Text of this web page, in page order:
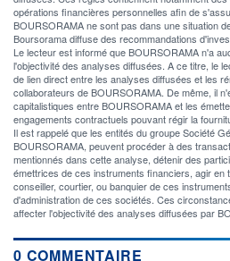
opérations financières personnelles afin de
BOURSORAMA ne sont pas dans une situation
Boursorama diffuse des recommandations
Le lecteur est informé que BOURSORAMA n'a
l'objectivité des analyses diffusées. A ce titre, le
de lien direct entre les analyses diffusées et les
collaborateurs de BOURSORAMA. De même, il
capitalistiques entre BOURSORAMA et les
engagements contractuels pouvant régir la
Il est rappelé que les entités du groupe Société
BOURSORAMA, peuvent procéder à des
mentionnés dans cette analyse, détenir des
émettrices de ces instruments financiers, agir en
conseiller, courtier, ou banquier de ces
d'administration de ces sociétés. Ces
affecter l'objectivité des analyses diffusées par
0 COMMENTAIRE